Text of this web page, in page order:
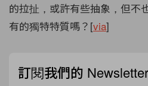
的拉扯，或許有些抽象，但不
有的獨特特質嗎？[via]
訂閱我們的 Newsletter